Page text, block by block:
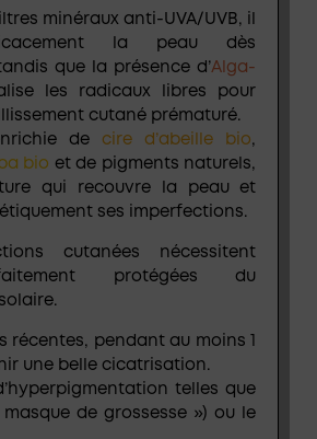
minéraux anti-UVA/UVB, il
la peau dès
que la présence d’Alga-
les radicaux libres pour
cutané prématuré.
de cire d’abeille bio,
bio et de pigments naturels,
qui recouvre la peau et
ses imperfections.
cutanées nécessitent
protégées du
récentes, pendant au moins 1
une belle cicatrisation.
telles que
masque de grossesse ») ou le